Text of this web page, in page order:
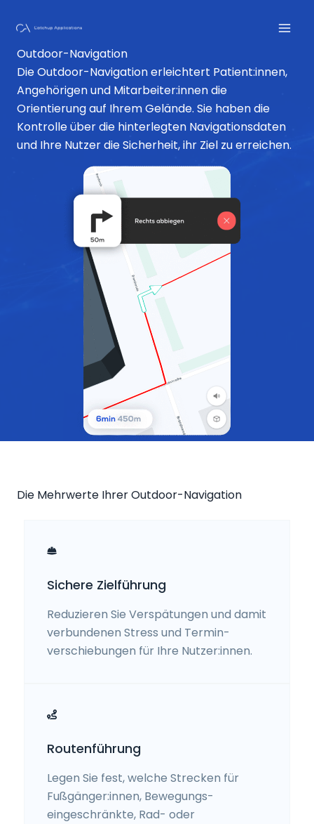
Inhalt
Outdoor-Navigation
Die Outdoor-Navigation erleichtert Patient:innen,
Angehörigen und Mitarbeiter:innen die
Orientierung auf Ihrem Gelände. Sie haben die
Kontrolle über die hinterlegten Navigationsdaten
und Ihre Nutzer die Sicherheit, ihr Ziel zu erreichen.
Die Mehrwerte Ihrer Outdoor-Navigation
Sichere Zielführung
Reduzieren Sie Verspätungen und damit
verbundenen Stress und Termin-
verschiebungen für Ihre Nutzer:innen.
Routenführung
Legen Sie fest, welche Strecken für
Fußgänger:innen, Bewegungs-
eingeschränkte, Rad- oder